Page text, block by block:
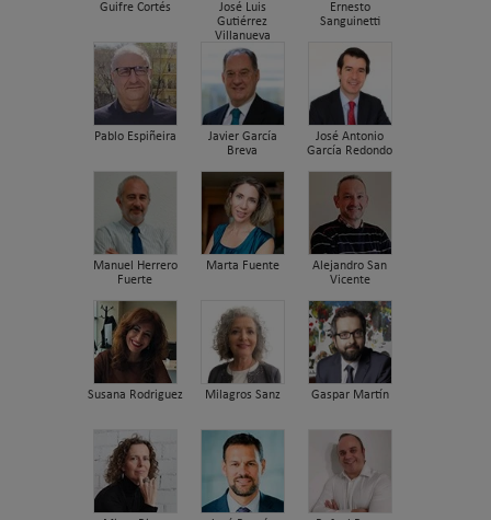
Guifre Cortés
José Luis
Gutiérrez
Villanueva
Ernesto
Sanguinetti
Pablo Espiñeira
Javier García
Breva
José Antonio
García Redondo
Manuel Herrero
Fuerte
Marta Fuente
Alejandro San
Vicente
Susana Rodriguez Milagros Sanz Gaspar Martín